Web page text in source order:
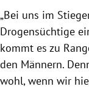
„Bei uns im
Drogensüchtige
kommt es zu
den Männern.
wohl, wenn wir